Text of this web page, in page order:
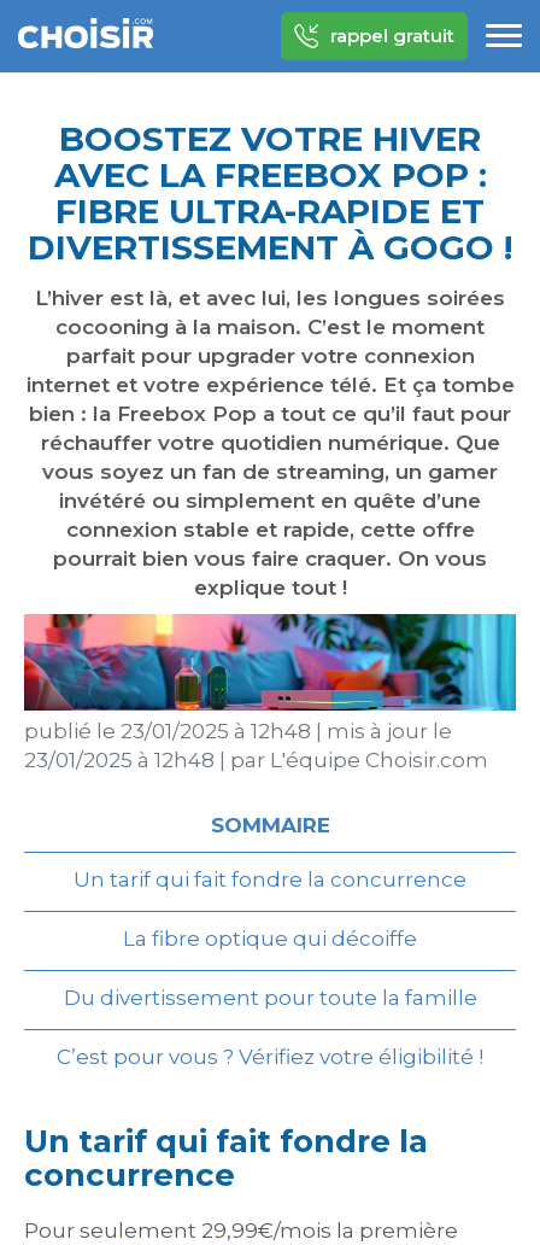
rappel gratuit
BOOSTEZ VOTRE HIVER
AVEC LA FREEBOX POP :
FIBRE ULTRA-RAPIDE ET
DIVERTISSEMENT À GOGO !
L’hiver est là, et avec lui, les longues soirées
cocooning à la maison. C’est le moment
parfait pour upgrader votre connexion
internet et votre expérience télé. Et ça tombe
bien : la Freebox Pop a tout ce qu’il faut pour
réchauffer votre quotidien numérique. Que
vous soyez un fan de streaming, un gamer
invétéré ou simplement en quête d’une
connexion stable et rapide, cette offre
pourrait bien vous faire craquer. On vous
explique tout !
publié le 23/01/2025 à 12h48
mis à jour le
23/01/2025 à 12h48
par L'équipe Choisir.com
SOMMAIRE
Un tarif qui fait fondre la concurrence
La fibre optique qui décoiffe
Du divertissement pour toute la famille
C’est pour vous ? Vérifiez votre éligibilité !
Un tarif qui fait fondre la
concurrence
Pour seulement 29,99€/mois la première